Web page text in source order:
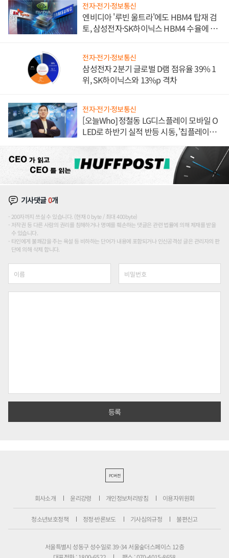
전자·전기·정보통신
엔비디아 '루빈 울트라'에도 HBM4 탑재 검
토, 삼성전자·SK하이닉스 HBM4 수율에 주
전자·전기·정보통신
삼성전자 2분기 글로벌 D램 점유율 39% 1
위, SK하이닉스와 13%p 격차
전자·전기·정보통신
[오늘Who] 정철동 LG디스플레이 모바일 O
LED로 하반기 실적 반등 시동, '칩플레이
기사댓글0개
200자까지 쓰실 수 있습니다. (현재 0 byte / 최대 400byte)
저작권 등 다른 사람의 권리를 침해하거나 명예를 훼손하는 댓글은 관련 법률에 의해 제재를 받을
수 있습니다.
타인에게 불쾌감을 주는 욕설 등 비하하는 단어가 내용에 포함되거나 인신공격성 글은 관리자의 판
단에 의해 삭제 합니다.
PC버전
회사소개 윤리강령 개인정보처리방침 이용자위원회
청소년보호정책 정정·반론보도 기사심의규정 불편신고
서울특별시 성동구 성수일로 39-34 서울숲더스페이스 12층